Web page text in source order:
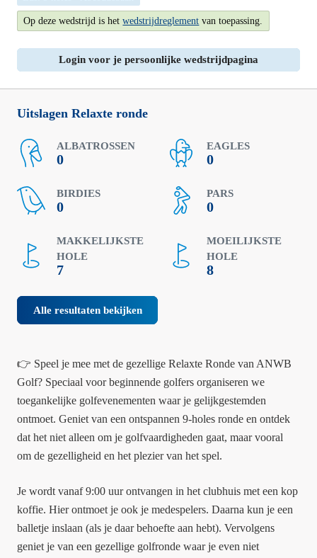
Op deze wedstrijd is hetwedstrijdreglement van toepassing.
Login voor je persoonlijke wedstrijdpagina
Uitslagen Relaxte ronde
ALBATROSSEN
0
EAGLES
0
BIRDIES
0
PARS
0
MAKKELIJKSTE
HOLE
7
MOEILIJKSTE
HOLE
8
Alle resultaten bekijken
👉 Speel je mee met de gezellige Relaxte Ronde van ANWB
Golf? Speciaal voor beginnende golfers organiseren we
toegankelijke golfevenementen waar je gelijkgestemden
ontmoet. Geniet van een ontspannen 9-holes ronde en ontdek
dat het niet alleen om je golfvaardigheden gaat, maar vooral
om de gezelligheid en het plezier van het spel.
Je wordt vanaf 9:00 uur ontvangen in het clubhuis met een kop
koffie. Hier ontmoet je ook je medespelers. Daarna kun je een
balletje inslaan (als je daar behoefte aan hebt). Vervolgens
geniet je van een gezellige golfronde waar je even niet